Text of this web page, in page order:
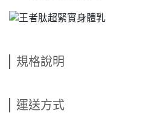
規格說明
運送方式